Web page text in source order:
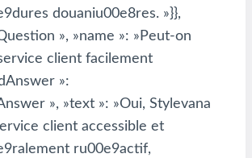
douaniu00e8res. »}},
», »name »: »Peut-on
client facilement
»:
», »text »: »Oui, Stylevana
client accessible et
ru00e9actif,